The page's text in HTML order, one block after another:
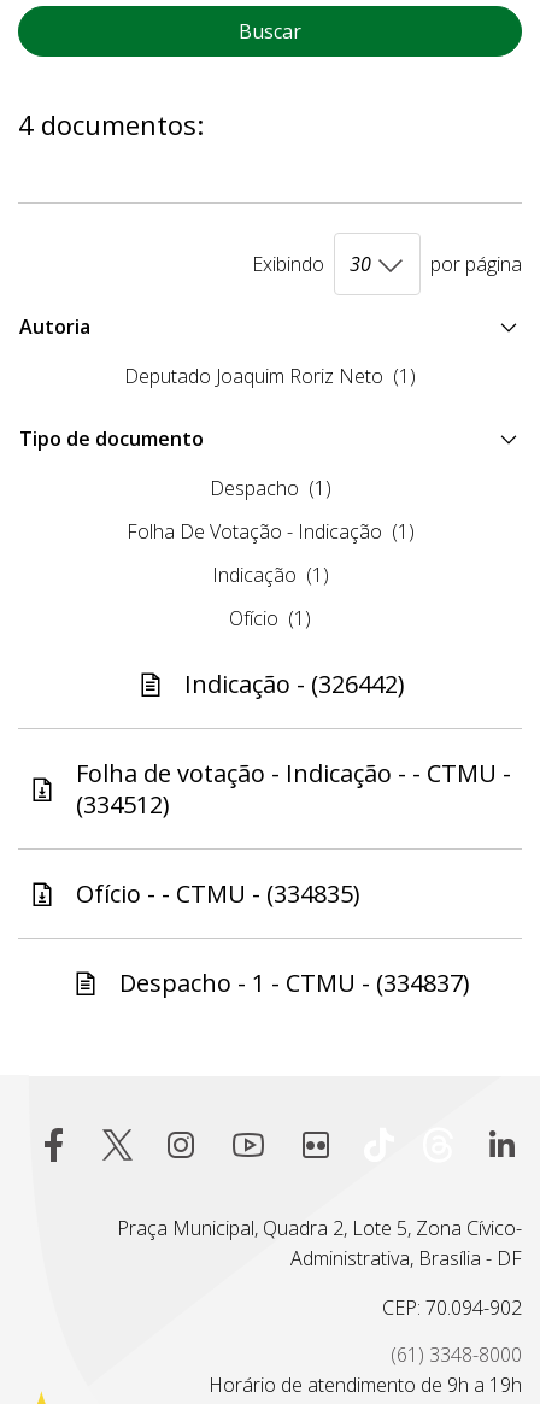
Buscar
4 documentos:
Exibindo por página
Autoria
Deputado Joaquim Roriz Neto (1)
Tipo de documento
Despacho (1)
Folha De Votação - Indicação (1)
Indicação (1)
Ofício (1)
Indicação - (326442)
Folha de votação - Indicação - - CTMU -
(334512)
Ofício - - CTMU - (334835)
Despacho - 1 - CTMU - (334837)
Praça Municipal, Quadra 2, Lote 5, Zona Cívico-
Administrativa, Brasília - DF
CEP: 70.094-902
(61) 3348-8000
Horário de atendimento de 9h a 19h